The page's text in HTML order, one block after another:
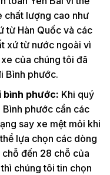
chất lượng cao như
từ Hàn Quốc và các
xứ từ nước ngoài vì
của chúng tôi đã
Bình phước.
bình phước: Khi quý
phước cần các
say xe mệt mỏi khi
lựa chọn các dòng
đến 28 chỗ của
chúng tôi tin chọn